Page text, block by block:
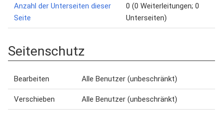
Anzahl der Unterseiten dieser
Seite
0 (0 Weiterleitungen; 0
Unterseiten)
Seitenschutz
Bearbeiten Alle Benutzer (unbeschränkt)
Verschieben Alle Benutzer (unbeschränkt)